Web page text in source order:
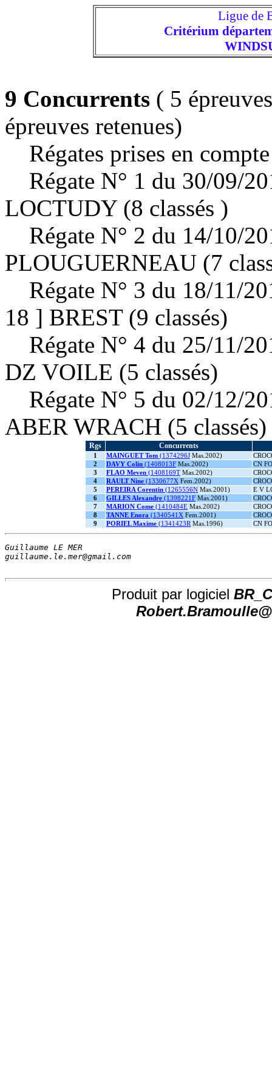
Ligue de
Critérium
9 Concurrents ( 5
épreuves retenues)
Régates prises en
Régate N° 1 du 30/09/
LOCTUDY (8 classés )
Régate N° 2 du 14/10/
PLOUGUERNEAU (7
Régate N° 3 du 18/11/
18 ] BREST (9 classés)
Régate N° 4 du 25/11/
DZ VOILE (5 classés)
Régate N° 5 du 02/12/
ABER WRACH (5 classés)
Rgs Concurrents
1 MAINGUET Tom (1374296J Mas.2002)
2
DAVY Colin (1408013F Mas.2002)
CN
3
FLAO Meven (1408169T Mas.2002)
4
RAULT Nine (1330677X Fem.2002)
5
PEREIRA Corentin (1265556N Mas.2001)
E V
6
GILLES Alexandre (1398221F Mas.2001)
7
MARION Come (1410484E Mas.2002)
8
TANNE Enora (1340541X Fem.2001)
9
PORIEL Maxime (1341423R Mas.1996) CN
Guillaume LE MER
guillaume.le.mer@gmail.com
Produit par logiciel